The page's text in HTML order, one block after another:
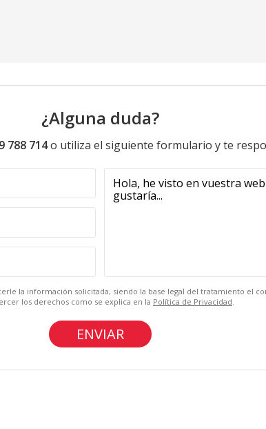
¿Alguna duda?
788 714o utiliza el siguiente formulario y te
la información solicitada, siendo la base legal del tratamiento el
los derechos como se explica en la Política de Privacidad